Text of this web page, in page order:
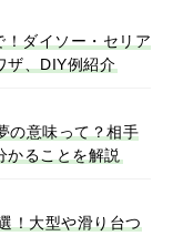
ダイソー・セリア
ザ、DIY例紹介
の意味って？相手
かることを解説
！大型や滑り台つ